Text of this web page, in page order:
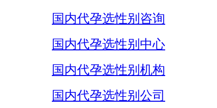
国内代孕选性别咨询
国内代孕选性别中心
国内代孕选性别机构
国内代孕选性别公司